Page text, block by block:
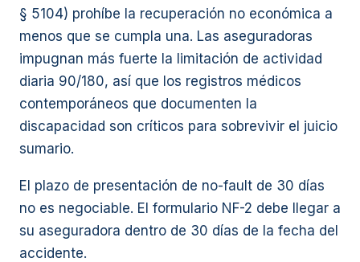
§ 5104) prohíbe la recuperación no económica a
menos que se cumpla una. Las aseguradoras
impugnan más fuerte la limitación de actividad
diaria 90/180, así que los registros médicos
contemporáneos que documenten la
discapacidad son críticos para sobrevivir el juicio
sumario.
El plazo de presentación de no-fault de 30 días
no es negociable. El formulario NF-2 debe llegar a
su aseguradora dentro de 30 días de la fecha del
accidente.